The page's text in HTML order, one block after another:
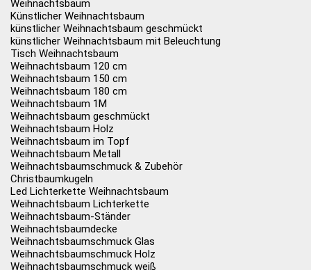
Weihnachtsbaum
Künstlicher Weihnachtsbaum
künstlicher Weihnachtsbaum geschmückt
künstlicher Weihnachtsbaum mit Beleuchtung
Tisch Weihnachtsbaum
Weihnachtsbaum 120 cm
Weihnachtsbaum 150 cm
Weihnachtsbaum 180 cm
Weihnachtsbaum 1M
Weihnachtsbaum geschmückt
Weihnachtsbaum Holz
Weihnachtsbaum im Topf
Weihnachtsbaum Metall
Weihnachtsbaumschmuck & Zubehör
Christbaumkugeln
Led Lichterkette Weihnachtsbaum
Weihnachtsbaum Lichterkette
Weihnachtsbaum-Ständer
Weihnachtsbaumdecke
Weihnachtsbaumschmuck Glas
Weihnachtsbaumschmuck Holz
Weihnachtsbaumschmuck weiß